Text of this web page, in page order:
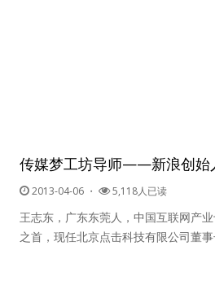
传媒梦工坊导师——新浪创始
2013-04-06 ・ 5,118人已读
王志东，广东东莞人，中国互联网产
之首，现任北京点击科技有限公司董